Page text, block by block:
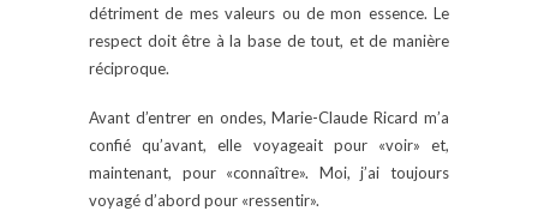
détriment de mes valeurs ou de mon essence. Le
respect doit être à la base de tout, et de manière
réciproque.
Avant d’entrer en ondes, Marie-Claude Ricard m’a
confié qu’avant, elle voyageait pour «voir» et,
maintenant, pour «connaître». Moi, j’ai toujours
voyagé d’abord pour «ressentir».